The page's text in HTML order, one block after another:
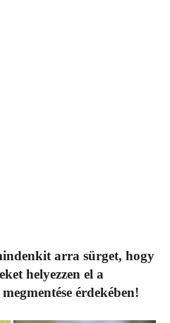
arra sürget, hogy
helyezzen el a
érdekében!